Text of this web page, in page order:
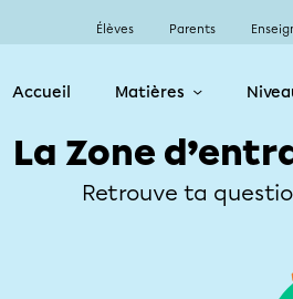
Élèves Parents
Accueil Matières
La Zone
Retrouve ta